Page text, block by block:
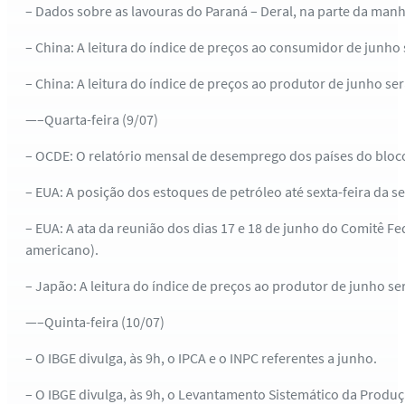
– Dados sobre as lavouras do Paraná – Deral, na parte da
– China: A leitura do índice de preços ao consumidor de
– China: A leitura do índice de preços ao produtor de junho
—–Quarta-feira (9/07)
– OCDE: O relatório mensal de desemprego dos países do
– EUA: A posição dos estoques de petróleo até sexta-feira da
– EUA: A ata da reunião dos dias 17 e 18 de junho do Comitê
americano).
– Japão: A leitura do índice de preços ao produtor de junho
—–Quinta-feira (10/07)
– O IBGE divulga, às 9h, o IPCA e o INPC referentes a junho.
– O IBGE divulga, às 9h, o Levantamento Sistemático da